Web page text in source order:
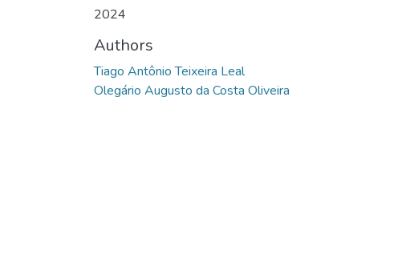
2024
Authors
Tiago Antônio Teixeira Leal
Olegário Augusto da Costa Oliveira